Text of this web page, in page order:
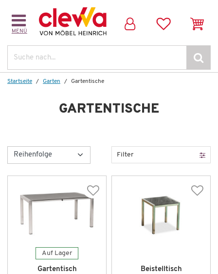
MENÜ
Startseite Garten Gartentische
GARTENTISCHE
Filter
Auf Lager
Gartentisch
Beistelltisch